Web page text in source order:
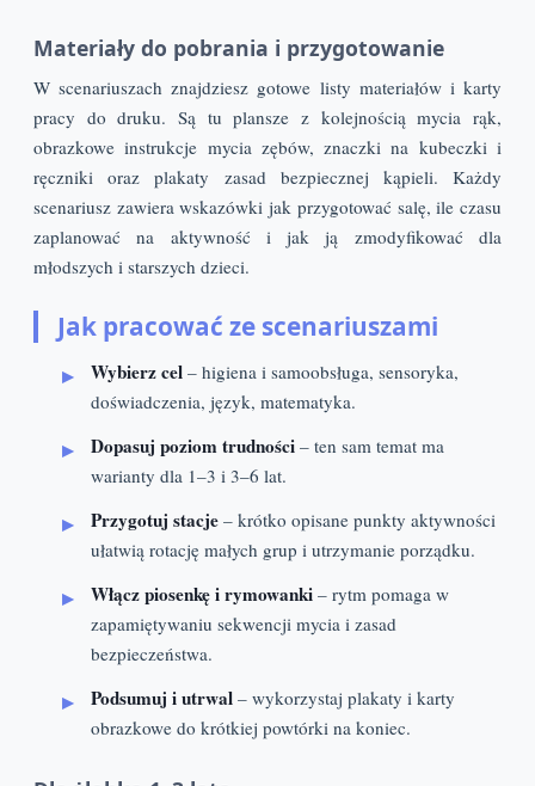
Materiały do pobrania i przygotowanie
W scenariuszach znajdziesz gotowe listy materiałów i karty
pracy do druku. Są tu plansze z kolejnością mycia rąk,
obrazkowe instrukcje mycia zębów, znaczki na kubeczki i
ręczniki oraz plakaty zasad bezpiecznej kąpieli. Każdy
scenariusz zawiera wskazówki jak przygotować salę, ile czasu
zaplanować na aktywność i jak ją zmodyfikować dla
młodszych i starszych dzieci.
Jak pracować ze scenariuszami
Wybierz cel – higiena i samoobsługa, sensoryka,
doświadczenia, język, matematyka.
Dopasuj poziom trudności – ten sam temat ma
warianty dla 1–3 i 3–6 lat.
Przygotuj stacje – krótko opisane punkty aktywności
ułatwią rotację małych grup i utrzymanie porządku.
Włącz piosenkę i rymowanki – rytm pomaga w
zapamiętywaniu sekwencji mycia i zasad
bezpieczeństwa.
Podsumuj i utrwal – wykorzystaj plakaty i karty
obrazkowe do krótkiej powtórki na koniec.